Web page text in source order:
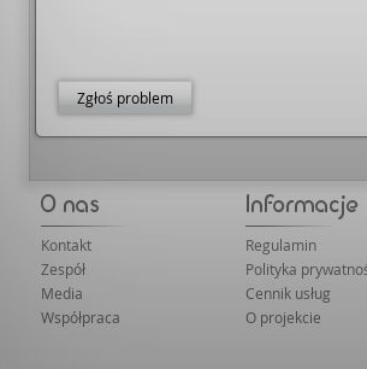
Zgłoś problem
Kontakt
Zespół
Media
Współpraca
Regulamin
Polityka
Cennik usług
O projekcie